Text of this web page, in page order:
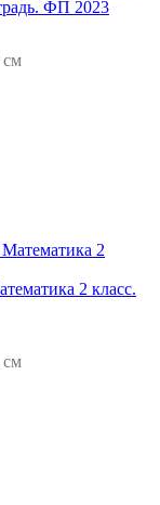
ФП 2023
см
2 класс.
см